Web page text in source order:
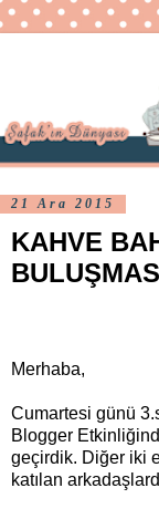
21 Ara 2015
KAHVE
Merhaba,
Cumartesi günü
Blogger
geçirdik. Diğer iki
katılan